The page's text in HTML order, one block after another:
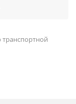
транспортной